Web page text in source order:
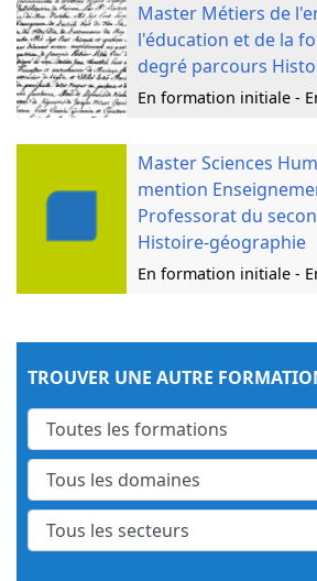
Master Métiers de
l'éducation et de la
degré parcours
En formation initiale -
Master Sciences
mention
Professorat du
Histoire-géographie
En formation initiale -
TROUVER UNE AUTRE